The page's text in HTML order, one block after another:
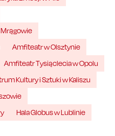
Amfiteatr w Olsztynie
Amfiteatr Tysiąclecia w Opolu
Kultury i Sztuki w Kaliszu
Hala Globus w Lublinie